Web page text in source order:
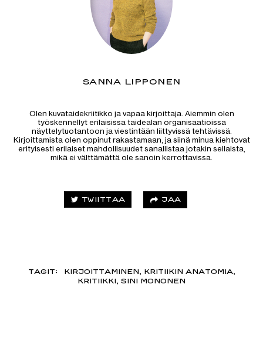
SANNA LIPPONEN
Olen kuvataidekriitikko ja vapaa kirjoittaja. Aiemmin olen
työskennellyt erilaisissa taidealan organisaatioissa
näyttelytuotantoon ja viestintään liittyvissä tehtävissä.
Kirjoittamista olen oppinut rakastamaan, ja siinä minua kiehtovat
erityisesti erilaiset mahdollisuudet sanallistaa jotakin sellaista,
mikä ei välttämättä ole sanoin kerrottavissa.
TWIITTAA JAA
TAGIT: KIRJOITTAMINEN, KRITIIKIN ANATOMIA
KRITIIKKI
SINI MONONEN